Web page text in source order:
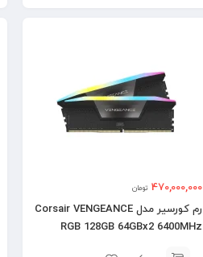
470,000,000 تومان
رم کورسیر مدل Corsair VENGEANCE
RGB 128GB 64GBx2 6400MHz